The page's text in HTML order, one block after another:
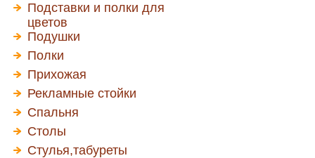
Подставки и полки для
цветов
Подушки
Полки
Прихожая
Рекламные стойки
Спальня
Столы
Стулья,табуреты